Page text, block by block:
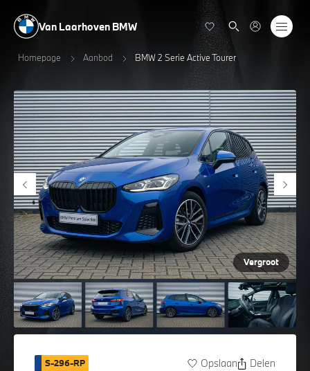
Van Laarhoven BMW
Homepage Aanbod BMW 2 Serie Active Tourer
Vergroot
S-296-RP Opslaan Delen